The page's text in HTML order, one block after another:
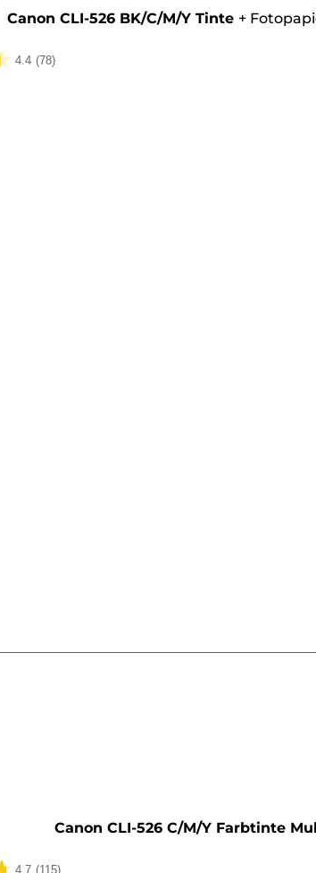
Canon CLI-526 BK/C/M/Y Tinte +
4.4 (78)
Canon CLI-526 C/M/Y Farbtinte
4.7 (115)